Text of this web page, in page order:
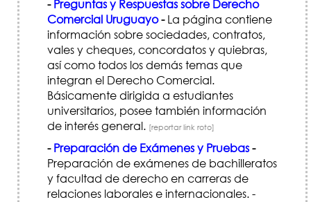
- Preguntas y Respuestas sobre Derecho
Comercial Uruguayo-La página contiene
información sobre sociedades, contratos,
vales y cheques, concordatos y quiebras,
así como todos los demás temas que
integran el Derecho Comercial.
Básicamente dirigida a estudiantes
universitarios, posee también información
de interés general. [reportar link roto]
- Preparación de Exámenes y Pruebas-
Preparación de exámenes de bachilleratos
y facultad de derecho en carreras de
relaciones laborales e internacionales. -